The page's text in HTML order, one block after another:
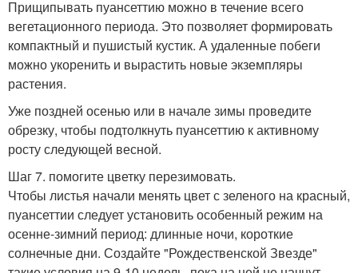
Прищипывать пуансеттию можно в течение всего
вегетационного периода. Это позволяет формировать
компактный и пушистый кустик. А удаленные побеги
можно укоренить и вырастить новые экземпляры
растения.
Уже поздней осенью или в начале зимы проведите
обрезку, чтобы подтолкнуть пуансеттию к активному
росту следующей весной.
Шаг 7. помогите цветку перезимовать.
Чтобы листья начали менять цвет с зеленого на красный,
пуансеттии следует установить особенный режим на
осенне-зимний период: длинные ночи, короткие
солнечные дни. Создайте "Рождественской Звезде"